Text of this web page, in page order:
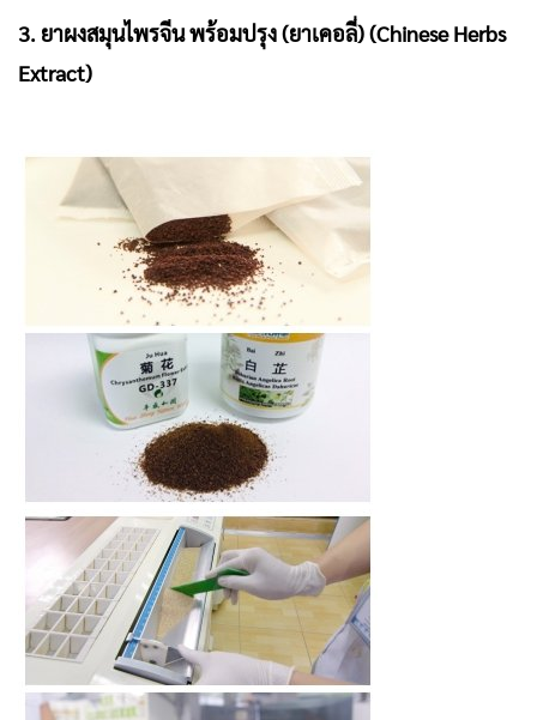
3. ยาผงสมุนไพรจีน พร้อมปรุง (ยาเคอลี่) (Chinese Herbs
Extract)